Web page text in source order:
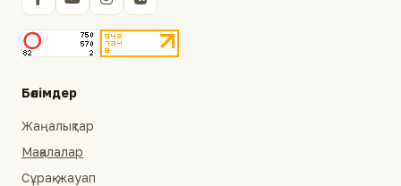
Бөлімдер
Жаңалықтар
Мақалалар
Сұрақ-жауап